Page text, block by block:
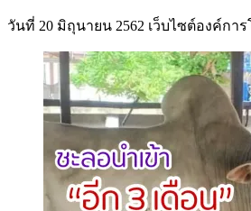
วันที่ 20 มิถุนายน 2562 เว็บไซต์องค์ก